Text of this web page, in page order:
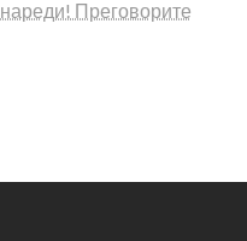
Преговорите